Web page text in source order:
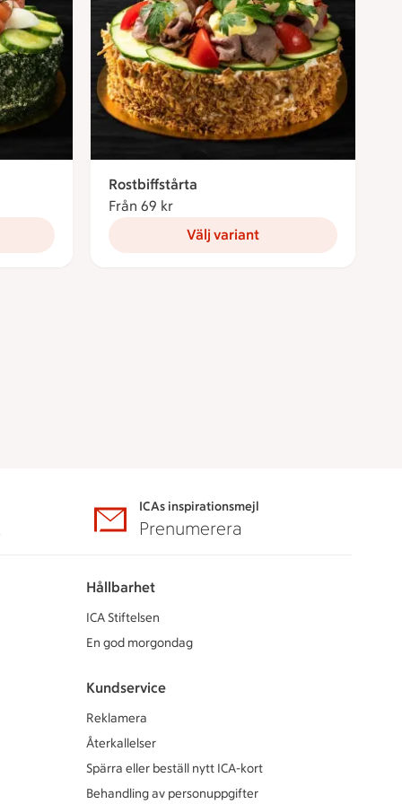
Rostbiffstårta
Från 69 kr
Välj variant
ICAs inspirationsmejl
Prenumerera
Hållbarhet
ICA Stiftelsen
En god morgondag
Kundservice
Reklamera
Återkallelser
Spärra eller beställ nytt ICA-kort
Behandling av personuppgifter